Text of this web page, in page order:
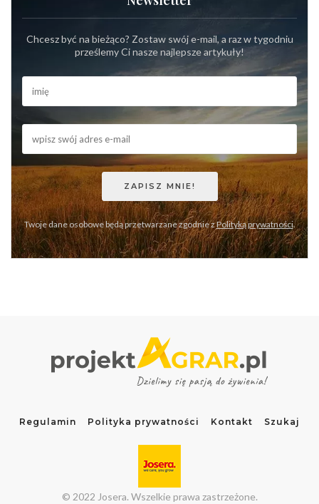
Chcesz być na bieżąco? Zostaw swój e-mail, a raz w tygodniu
prześlemy Ci nasze najlepsze artykuły!
Twoje dane osobowe będą przetwarzane zgodnie zPolityką prywatności.
Regulamin Polityka prywatności Kontakt Szukaj
© 2022 Josera. Wszelkie prawa zastrzeżone.